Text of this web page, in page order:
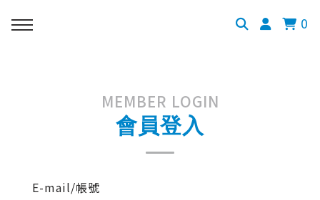
0
MEMBER LOGIN
會員登入
E-mail/帳號